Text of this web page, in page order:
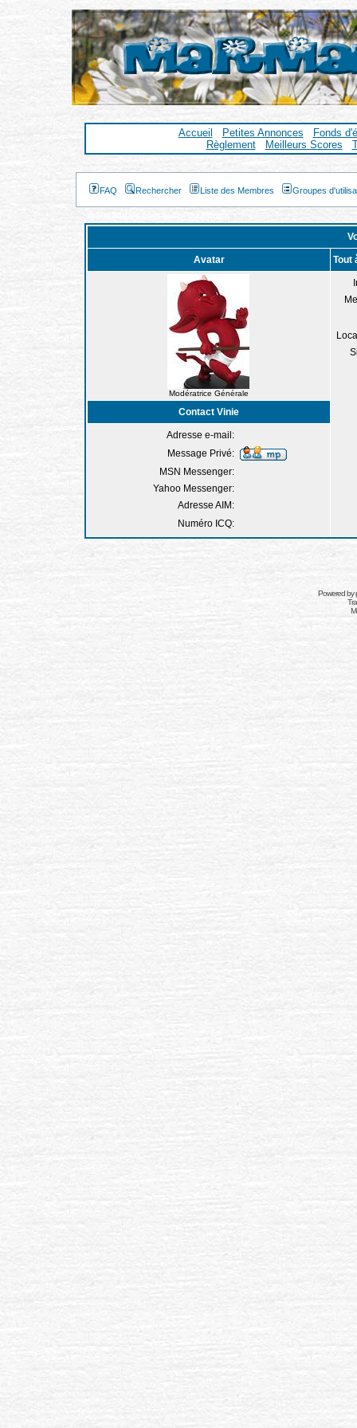
Accueil Petites Annonces
Fonds
Règlement
Meilleurs Scores
FAQ Rechercher Liste des Membres Groupes
Avatar Tout
Modératrice Générale
Contact Vinie
Adresse e-mail:
Message Privé:
MSN Messenger:
Yahoo Messenger:
Adresse AIM:
Numéro ICQ:
Powered by